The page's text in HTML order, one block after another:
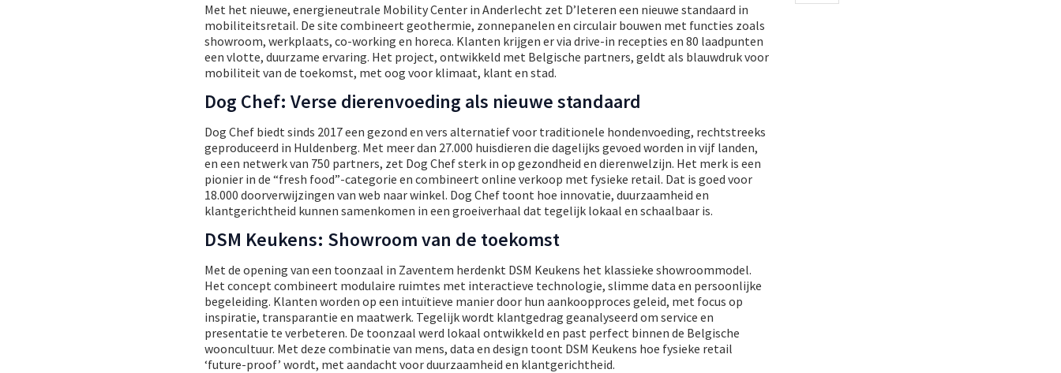
Met het nieuwe, energieneutrale Mobility Center in Anderlecht zet D’Ieteren een nieuwe standaard in
mobiliteitsretail. De site combineert geothermie, zonnepanelen en circulair bouwen met functies zoals
showroom, werkplaats, co-working en horeca. Klanten krijgen er via drive-in recepties en 80 laadpunten
een vlotte, duurzame ervaring. Het project, ontwikkeld met Belgische partners, geldt als blauwdruk voor
mobiliteit van de toekomst, met oog voor klimaat, klant en stad.
Dog Chef: Verse dierenvoeding als nieuwe standaard
Dog Chef biedt sinds 2017 een gezond en vers alternatief voor traditionele hondenvoeding, rechtstreeks
geproduceerd in Huldenberg. Met meer dan 27.000 huisdieren die dagelijks gevoed worden in vijf landen,
en een netwerk van 750 partners, zet Dog Chef sterk in op gezondheid en dierenwelzijn. Het merk is een
pionier in de “fresh food”-categorie en combineert online verkoop met fysieke retail. Dat is goed voor
18.000 doorverwijzingen van web naar winkel. Dog Chef toont hoe innovatie, duurzaamheid en
klantgerichtheid kunnen samenkomen in een groeiverhaal dat tegelijk lokaal en schaalbaar is.
DSM Keukens: Showroom van de toekomst
Met de opening van een toonzaal in Zaventem herdenkt DSM Keukens het klassieke showroommodel.
Het concept combineert modulaire ruimtes met interactieve technologie, slimme data en persoonlijke
begeleiding. Klanten worden op een intuïtieve manier door hun aankoopproces geleid, met focus op
inspiratie, transparantie en maatwerk. Tegelijk wordt klantgedrag geanalyseerd om service en
presentatie te verbeteren. De toonzaal werd lokaal ontwikkeld en past perfect binnen de Belgische
wooncultuur. Met deze combinatie van mens, data en design toont DSM Keukens hoe fysieke retail
‘future-proof’ wordt, met aandacht voor duurzaamheid en klantgerichtheid.